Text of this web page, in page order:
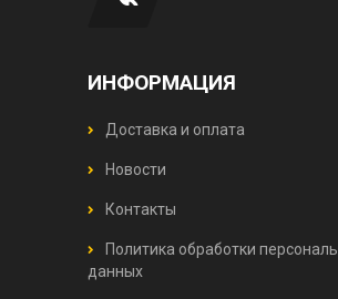
ИНФОРМАЦИЯ
Доставка и оплата
Новости
Контакты
Политика обработки
данных